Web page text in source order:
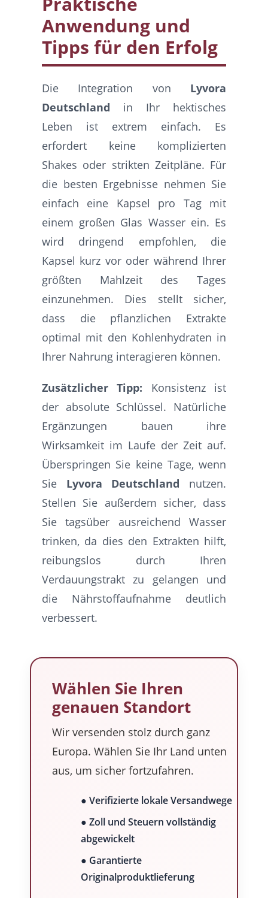
Anwendung und
Tipps für den Erfolg
Die Integration von Lyvora
Deutschland in Ihr hektisches
Leben ist extrem einfach. Es
erfordert keine komplizierten
Shakes oder strikten Zeitpläne. Für
die besten Ergebnisse nehmen Sie
einfach eine Kapsel pro Tag mit
einem großen Glas Wasser ein. Es
wird dringend empfohlen, die
Kapsel kurz vor oder während Ihrer
größten Mahlzeit des Tages
einzunehmen. Dies stellt sicher,
dass die pflanzlichen Extrakte
optimal mit den Kohlenhydraten in
Ihrer Nahrung interagieren können.
Zusätzlicher Tipp: Konsistenz ist
der absolute Schlüssel. Natürliche
Ergänzungen bauen ihre
Wirksamkeit im Laufe der Zeit auf.
Überspringen Sie keine Tage, wenn
Sie Lyvora Deutschland nutzen.
Stellen Sie außerdem sicher, dass
Sie tagsüber ausreichend Wasser
trinken, da dies den Extrakten hilft,
reibungslos durch Ihren
Verdauungstrakt zu gelangen und
die Nährstoffaufnahme deutlich
verbessert.
Wählen Sie Ihren
genauen Standort
Wir versenden stolz durch ganz
Europa. Wählen Sie Ihr Land unten
aus, um sicher fortzufahren.
● Verifizierte lokale Versandwege
● Zoll und Steuern vollständig
abgewickelt
● Garantierte
Originalproduktlieferung